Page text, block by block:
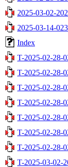
2025-03-02-
2025-03-14-
Index
T-2025-02-28-
T-2025-02-28-
T-2025-02-28-
T-2025-02-28-
T-2025-02-28-
T-2025-02-28-
T-2025-02-28-
T-2025-03-02-